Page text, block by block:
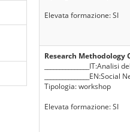
Elevata formazione: SI
Research Methodology
Tipologia: workshop
Elevata formazione: SI